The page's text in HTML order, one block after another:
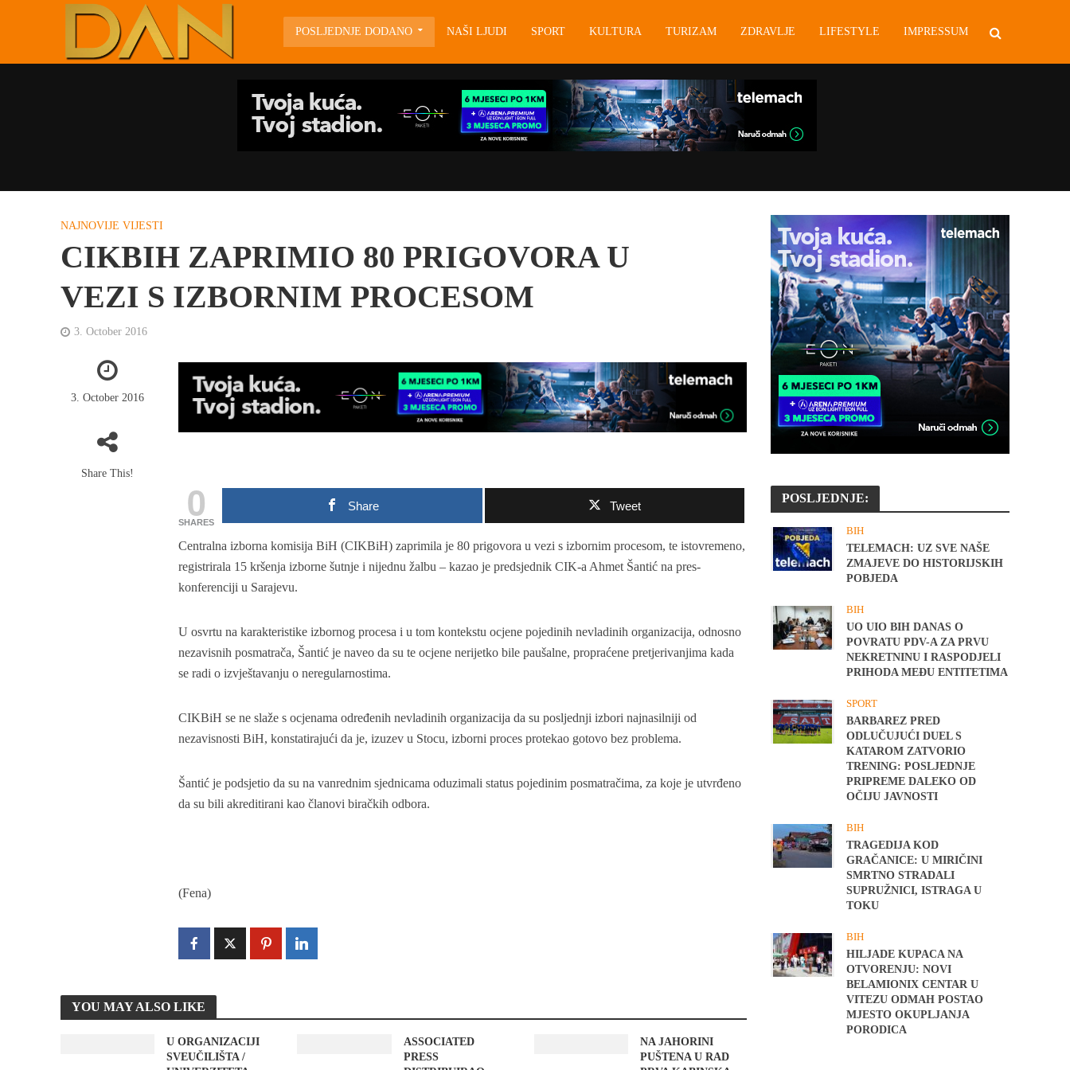
POSLJEDNJE DODANO NAŠI LJUDI SPORT KULTURA TURIZAM ZDRAVLJE LIFESTYLE IMPRESSUM
NAJNOVIJE VIJESTI
CIKBIH ZAPRIMIO 80 PRIGOVORA U
VEZI S IZBORNIM PROCESOM
3. October 2016
3. October 2016
Share This!
0
SHARES
Share Tweet
Centralna izborna komisija BiH (CIKBiH) zaprimila je 80 prigovora u vezi s izbornim procesom, te istovremeno,
registrirala 15 kršenja izborne šutnje i nijednu žalbu – kazao je predsjednik CIK-a Ahmet Šantić na pres-
konferenciji u Sarajevu.
U osvrtu na karakteristike izbornog procesa i u tom kontekstu ocjene pojedinih nevladinih organizacija, odnosno
nezavisnih posmatrača, Šantić je naveo da su te ocjene nerijetko bile paušalne, propraćene pretjerivanjima kada
se radi o izvještavanju o neregularnostima.
CIKBiH se ne slaže s ocjenama određenih nevladinih organizacija da su posljednji izbori najnasilniji od
nezavisnosti BiH, konstatirajući da je, izuzev u Stocu, izborni proces protekao gotovo bez problema.
Šantić je podsjetio da su na vanrednim sjednicama oduzimali status pojedinim posmatračima, za koje je utvrđeno
da su bili akreditirani kao članovi biračkih odbora.
(Fena)
YOU MAY ALSO LIKE
U ORGANIZACIJI
SVEUČILIŠTA /
ASSOCIATED
PRESS
NA JAHORINI
PUŠTENA U RAD
POSLJEDNJE:
BIH
TELEMACH: UZ SVE NAŠE
ZMAJEVE DO HISTORIJSKIH
POBJEDA
BIH
UO UIO BIH DANAS O
POVRATU PDV-A ZA PRVU
NEKRETNINU I RASPODJELI
PRIHODA MEĐU ENTITETIMA
SPORT
BARBAREZ PRED
ODLUČUJUĆI DUEL S
KATAROM ZATVORIO
TRENING: POSLJEDNJE
PRIPREME DALEKO OD
OČIJU JAVNOSTI
BIH
TRAGEDIJA KOD
GRAČANICE: U MIRIČINI
SMRTNO STRADALI
SUPRUŽNICI, ISTRAGA U
TOKU
BIH
HILJADE KUPACA NA
OTVORENJU: NOVI
BELAMIONIX CENTAR U
VITEZU ODMAH POSTAO
MJESTO OKUPLJANJA
PORODICA